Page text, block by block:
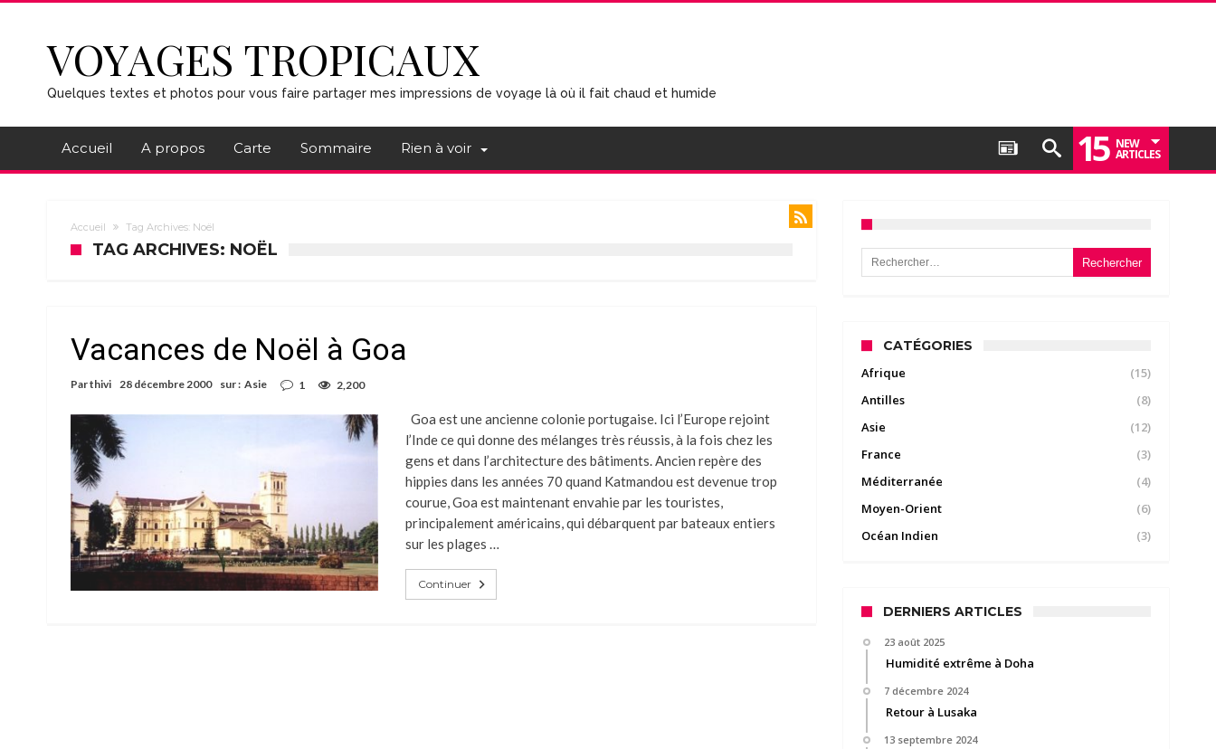
VOYAGES TROPICAUX
Quelques textes et photos pour vous faire partager mes impressions de voyage là où il fait chaud et humide
Accueil A propos Carte Sommaire Rien à voir 15 NEW
ARTICLES
Accueil Tag Archives: Noël
TAG ARCHIVES: NOËL
Vacances de Noël à Goa
Parthivi 28 décembre 2000 sur : Asie 1 2,200
Goa est une ancienne colonie portugaise. Ici l’Europe rejoint
l’Inde ce qui donne des mélanges très réussis, à la fois chez les
gens et dans l’architecture des bâtiments. Ancien repère des
hippies dans les années 70 quand Katmandou est devenue trop
courue, Goa est maintenant envahie par les touristes,
principalement américains, qui débarquent par bateaux entiers
sur les plages …
Continuer
Rechercher :
CATÉGORIES
Afrique
(15)
Antilles
(8)
Asie
(12)
France
(3)
Méditerranée
(4)
Moyen-Orient
(6)
Océan Indien
(3)
DERNIERS ARTICLES
23 août 2025
Humidité extrême à Doha
7 décembre 2024
Retour à Lusaka
13 septembre 2024